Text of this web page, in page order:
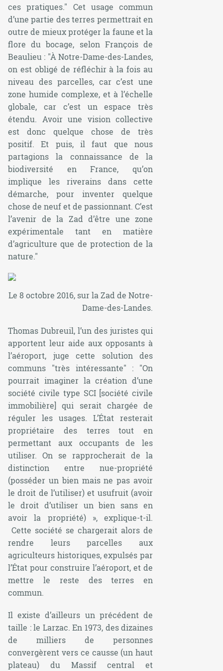
ces pratiques." Cet usage commun
d’une partie des terres permettrait en
outre de mieux protéger la faune et la
flore du bocage, selon François de
Beaulieu : "À Notre-Dame-des-Landes,
on est obligé de réfléchir à la fois au
niveau des parcelles, car c’est une
zone humide complexe, et à l’échelle
globale, car c’est un espace très
étendu. Avoir une vision collective
est donc quelque chose de très
positif. Et puis, il faut que nous
partagions la connaissance de la
biodiversité en France, qu’on
implique les riverains dans cette
démarche, pour inventer quelque
chose de neuf et de passionnant. C’est
l’avenir de la Zad d’être une zone
expérimentale tant en matière
d’agriculture que de protection de la
nature."
Le 8 octobre 2016, sur la Zad de Notre-
Dame-des-Landes.
Thomas Dubreuil, l’un des juristes qui
apportent leur aide aux opposants à
l’aéroport, juge cette solution des
communs "très intéressante" : "On
pourrait imaginer la création d’une
société civile type SCI [société civile
immobilière] qui serait chargée de
réguler les usages. L’État resterait
propriétaire des terres tout en
permettant aux occupants de les
utiliser. On se rapprocherait de la
distinction entre nue-propriété
(posséder un bien mais ne pas avoir
le droit de l’utiliser) et usufruit (avoir
le droit d’utiliser un bien sans en
avoir la propriété) », explique-t-il.
Cette société se chargerait alors de
rendre leurs parcelles aux
agriculteurs historiques, expulsés par
l’État pour construire l’aéroport, et de
mettre le reste des terres en
commun.
Il existe d’ailleurs un précédent de
taille : le Larzac. En 1973, des dizaines
de milliers de personnes
convergèrent vers ce causse (un haut
plateau) du Massif central et